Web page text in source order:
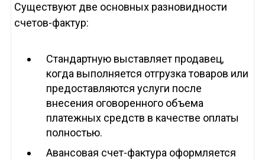
Существуют две основных разновидности
счетов-фактур:
Стандартную выставляет продавец,
когда выполняется отгрузка товаров или
предоставляются услуги после
внесения оговоренного объема
платежных средств в качестве оплаты
полностью.
Авансовая счет-фактура оформляется